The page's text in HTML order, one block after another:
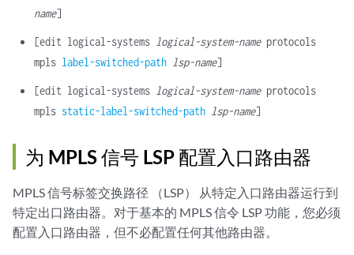
name]
[edit logical-systems logical-system-nameprotocols
mpls label-switched-path lsp-name]
[edit logical-systems logical-system-nameprotocols
mpls static-label-switched-path lsp-name]
为 MPLS 信号 LSP 配置入口路由器
MPLS 信号标签交换路径 （LSP） 从特定入口路由器运行到
特定出口路由器。对于基本的 MPLS 信令 LSP 功能，您必须
配置入口路由器，但不必配置任何其他路由器。